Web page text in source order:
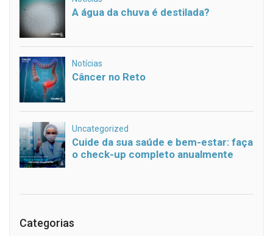
Categorias